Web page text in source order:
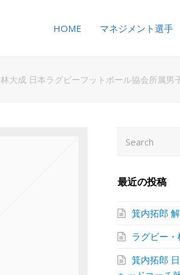
HOME マネジメント選手
林大成 日本ラグビーフットボール協会所属男
最近の投稿
箕内拓郎
ラグビー
箕内拓郎